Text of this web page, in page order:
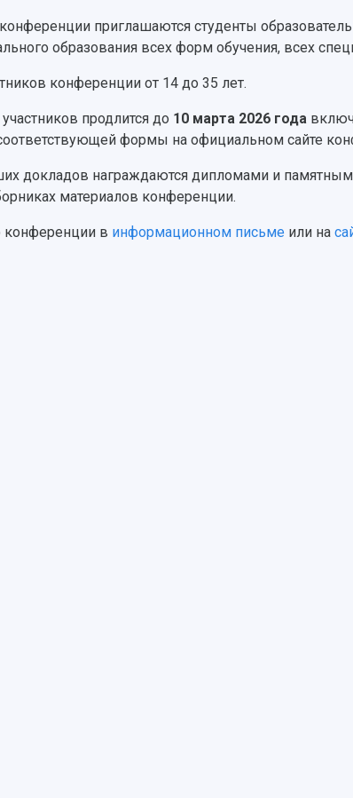
приглашаются студенты
образования всех форм обучения, всех
конференции от 14 до 35 лет.
продлится до 10 марта 2026 года
формы на официальном сайте
докладов награждаются дипломами и
материалов конференции.
конференции в информационном письме или на